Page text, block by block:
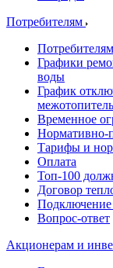
Потребителям
Потребителям
Графики
воды
График
Временное
Нормативно-
Тарифы и
Оплата
Топ-100
Договор
Подключение
Вопрос-ответ
Акционерам и